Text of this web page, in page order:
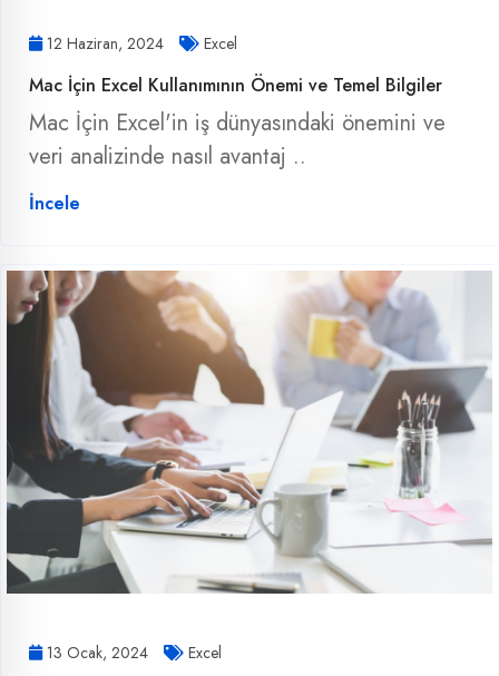
12 Haziran, 2024 Excel
Mac İçin Excel Kullanımının Önemi ve Temel Bilgiler
Mac İçin Excel'in iş dünyasındaki önemini ve
veri analizinde nasıl avantaj ..
İncele
13 Ocak, 2024 Excel